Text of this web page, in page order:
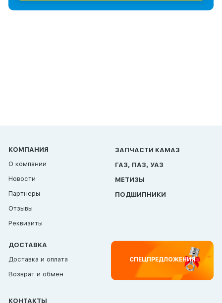
КОМПАНИЯ
О компании
Новости
Партнеры
Отзывы
Реквизиты
ЗАПЧАСТИ КАМАЗ
ГАЗ, ПАЗ, УАЗ
МЕТИЗЫ
ПОДШИПНИКИ
ДОСТАВКА
Доставка и оплата
Возврат и обмен
СПЕЦПРЕДЛОЖЕНИЯ
КОНТАКТЫ